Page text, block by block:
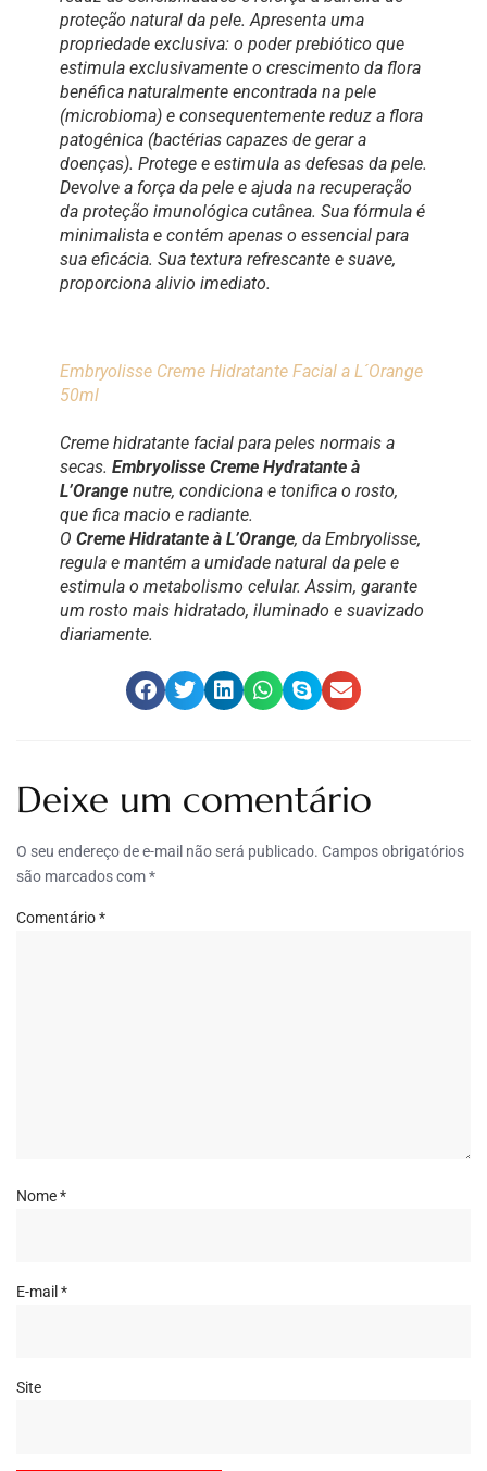
proteção natural da pele. Apresenta uma
propriedade exclusiva: o poder prebiótico que
estimula exclusivamente o crescimento da flora
benéfica naturalmente encontrada na pele
(microbioma) e consequentemente reduz a flora
patogênica (bactérias capazes de gerar a
doenças). Protege e estimula as defesas da pele.
Devolve a força da pele e ajuda na recuperação
da proteção imunológica cutânea. Sua fórmula é
minimalista e contém apenas o essencial para
sua eficácia. Sua textura refrescante e suave,
proporciona alivio imediato.
Embryolisse Creme Hidratante Facial a L´Orange
50ml
Creme hidratante facial para peles normais a
secas. Embryolisse Creme Hydratante à
L’Orange nutre, condiciona e tonifica o rosto,
que fica macio e radiante.
O Creme Hidratante à L’Orange, da Embryolisse,
regula e mantém a umidade natural da pele e
estimula o metabolismo celular. Assim, garante
um rosto mais hidratado, iluminado e suavizado
diariamente.
Deixe um comentário
O seu endereço de e-mail não será publicado. Campos obrigatórios
são marcados com*
Comentário*
Nome*
E-mail *
Site